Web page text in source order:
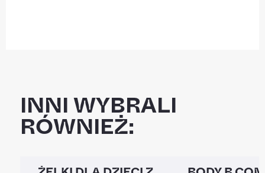
INNI WYBRALI
RÓWNIEŻ:
Clean Label 5,0 Clean Label Nowa